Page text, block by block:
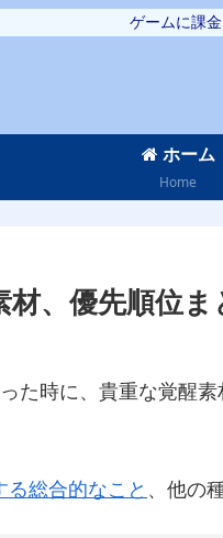
ゲームに課
ホーム
Home
材、優先順位
た時に、貴重な覚醒
総合的なこと 、他の